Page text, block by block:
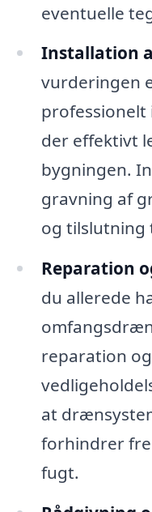
eventuelle
Installation
vurderingen
der effektivt
bygningen.
gravning af
og tilslutning
Reparation
du allerede
reparation og
at
forhindrer
fugt.